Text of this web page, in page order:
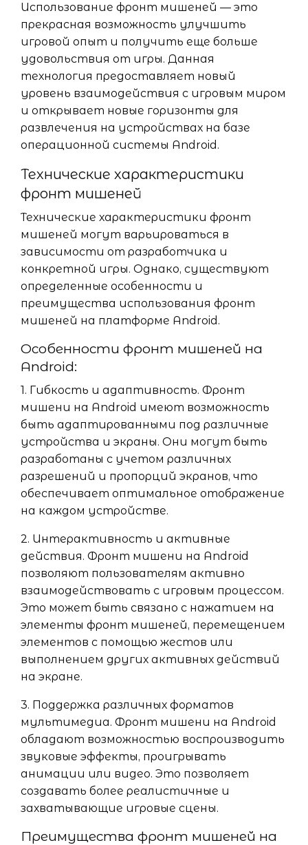
Использование фронт мишеней — это
прекрасная возможность улучшить
игровой опыт и получить еще больше
удовольствия от игры. Данная
технология предоставляет новый
уровень взаимодействия с игровым миром
и открывает новые горизонты для
развлечения на устройствах на базе
операционной системы Android.
Технические характеристики
фронт мишеней
Технические характеристики фронт
мишеней могут варьироваться в
зависимости от разработчика и
конкретной игры. Однако, существуют
определенные особенности и
преимущества использования фронт
мишеней на платформе Android.
Особенности фронт мишеней на
Android:
1. Гибкость и адаптивность. Фронт
мишени на Android имеют возможность
быть адаптированными под различные
устройства и экраны. Они могут быть
разработаны с учетом различных
разрешений и пропорций экранов, что
обеспечивает оптимальное отображение
на каждом устройстве.
2. Интерактивность и активные
действия. Фронт мишени на Android
позволяют пользователям активно
взаимодействовать с игровым процессом.
Это может быть связано с нажатием на
элементы фронт мишеней, перемещением
элементов с помощью жестов или
выполнением других активных действий
на экране.
3. Поддержка различных форматов
мультимедиа. Фронт мишени на Android
обладают возможностью воспроизводить
звуковые эффекты, проигрывать
анимации или видео. Это позволяет
создавать более реалистичные и
захватывающие игровые сцены.
Преимущества фронт мишеней на